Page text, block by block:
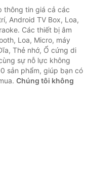
thông tin giá cả các
Android TV Box, Loa,
Các thiết bị âm
Loa, Micro, máy
Thẻ nhớ, Ổ cứng di
sự nỗ lực không
sản phẩm, giúp bạn có
Chúng tôi không